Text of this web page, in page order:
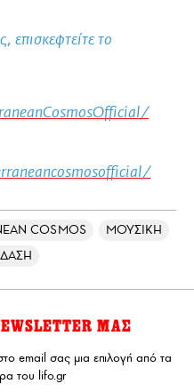
επισκεφτείτε τo
COSMOS
ΜΟΥΣΙΚΗ
ΜΑΣ
email σας μια επιλογή από τα
του lifo.gr